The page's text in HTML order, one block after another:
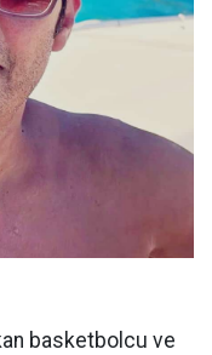
basketbolcu ve